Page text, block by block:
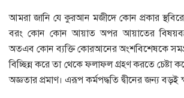
আমরা জানি যে কুরআন মজীদে কোন প্রকার
বরং কোন কোন আয়াত অপর আয়াতের
অতএব কোন ব্যক্তি কোরআনের অংশবিশেষকে
বিচ্ছিন্ন করে তা থেকে ফলাফল গ্রহণ করতে চেষ্টা
অজ্ঞতার প্রমাণ। এরূপ কর্মপদ্ধতি দ্বীনের জন্য বড়ই